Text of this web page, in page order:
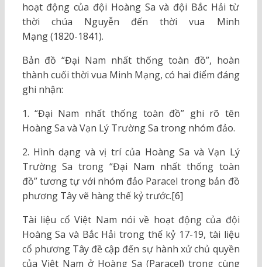
hoạt động của đội Hoàng Sa và đội Bắc Hải từ
thời chúa Nguyễn đến thời vua Minh
Mạng (1820-1841).
Bản đồ “Đại Nam nhất thống toàn đồ”, hoàn
thành cuối thời vua Minh Mạng, có hai điểm đáng
ghi nhận:
1. “Đại Nam nhất thống toàn đồ” ghi rõ tên
Hoàng Sa và Vạn Lý Trường Sa trong nhóm đảo.
2. Hình dạng và vị trí của Hoàng Sa và Vạn Lý
Trường Sa trong “Đại Nam nhất thống toàn
đồ” tương tự với nhóm đảo Paracel trong bản đồ
phương Tây vẽ hàng thế kỷ trước.[6]
Tài liệu cổ Việt Nam nói về hoạt động của đội
Hoàng Sa và Bắc Hải trong thế kỷ 17-19, tài liệu
cổ phương Tây đề cập đến sự hành xử chủ quyền
của Việt Nam ở Hoàng Sa (Paracel) trong cùng